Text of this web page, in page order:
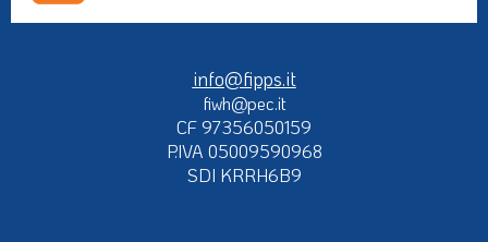
info@fipps.it
fiwh@pec.it
CF 97356050159
P.IVA 05009590968
SDI KRRH6B9